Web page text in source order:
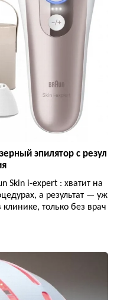
эпилятор с резул
Skin i-expert : хватит на
а результат — уж
только без врач